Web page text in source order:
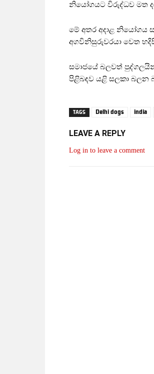
නියෝගයට විරුද්ධව මත
මේ අතර අදාළ නියෝගය
අගවිනිසුරුවරයා වෙත
සමාජයේ බලවත්
පිළිබඳව යළි සලකා බලන
TAGS Delhi dogs india
LEAVE A REPLY
Log in to leave a comment